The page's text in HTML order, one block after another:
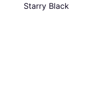
Starry Black